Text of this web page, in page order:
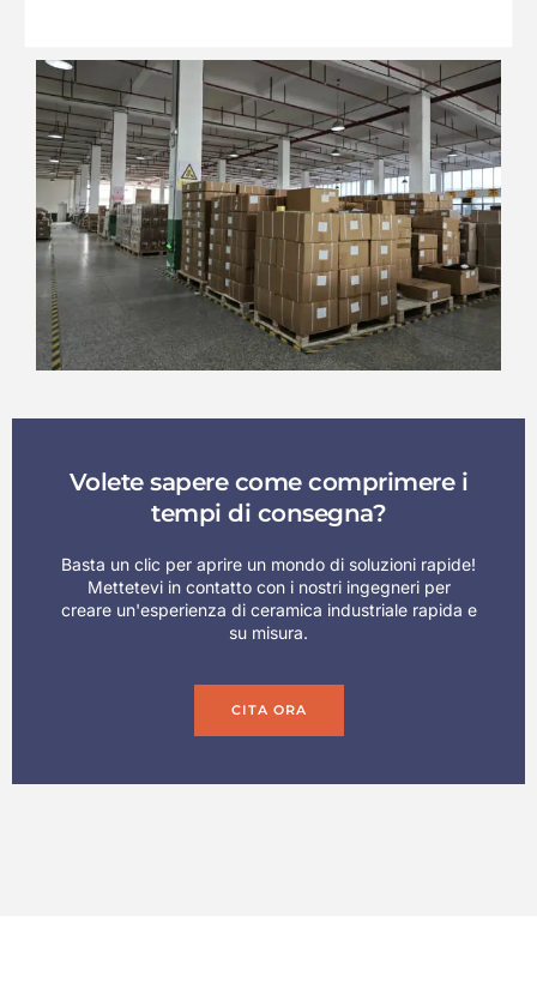
Volete sapere come comprimere i
tempi di consegna?
Basta un clic per aprire un mondo di soluzioni rapide!
Mettetevi in contatto con i nostri ingegneri per
creare un'esperienza di ceramica industriale rapida e
su misura.
CITA ORA